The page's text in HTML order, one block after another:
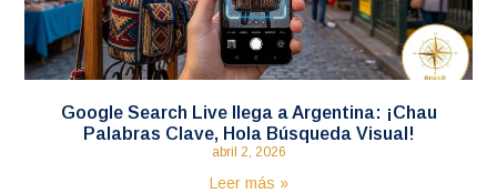
Google Search Live llega a Argentina: ¡Chau
Palabras Clave, Hola Búsqueda Visual!
abril 2, 2026
Leer más »